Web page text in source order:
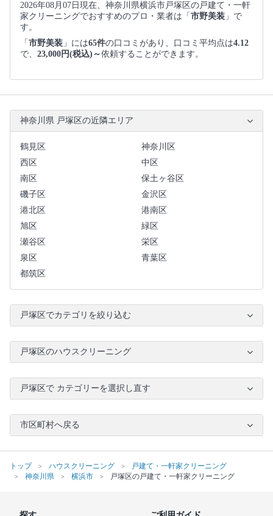
2026年08月07日現在、神奈川県横浜市戸塚区の戸建て・一軒
家クリーニングでおすすめのプロ・業者は「 市野美装 」で
す。
「 市野美装 」には65件の口コミがあり、口コミ平均点は4.12
で、 23,000円(税込)～依頼することができます。
神奈川県 戸塚区の近隣エリア
鶴見区
神奈川区
西区
中区
南区
保土ヶ谷区
磯子区
金沢区
港北区
港南区
旭区
緑区
瀬谷区
栄区
泉区
青葉区
都筑区
戸塚区でカテゴリを絞り込む
戸塚区のハウスクリーニング
戸塚区で カテゴリーを選択し直す
市区町村へ戻る
トップ ハウスクリーニング
戸建て・一軒家クリーニング
神奈川県
横浜市 戸塚区の戸建て・一軒家クリーニング